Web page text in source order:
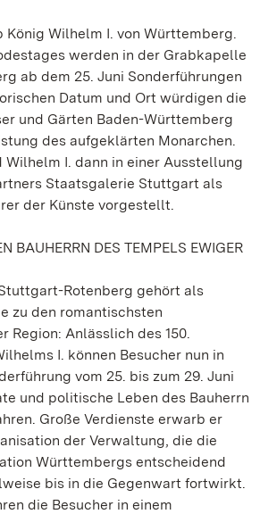
König Wilhelm I. von Württemberg.
werden in der Grabkapelle
ab dem 25. Juni Sonderführungen
Datum und Ort würdigen die
und Gärten Baden-Württemberg
des aufgeklärten Monarchen.
Wilhelm I. dann in einer Ausstellung
Staatsgalerie Stuttgart als
der Künste vorgestellt.
BAUHERRN DES TEMPELS EWIGER
Rotenberg gehört als
zu den romantischsten
Region: Anlässlich des 150.
I. können Besucher nun in
vom 25. bis zum 29. Juni
und politische Leben des Bauherrn
Große Verdienste erwarb er
der Verwaltung, die die
Württembergs entscheidend
bis in die Gegenwart fortwirkt.
die Besucher in einem